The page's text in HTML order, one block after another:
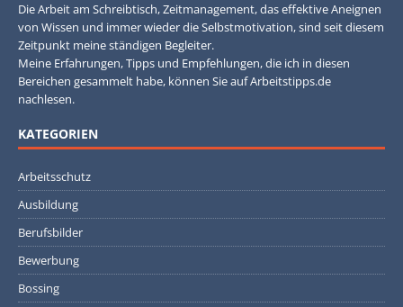
Die Arbeit am Schreibtisch, Zeitmanagement, das effektive Aneignen
von Wissen und immer wieder die Selbstmotivation, sind seit diesem
Zeitpunkt meine ständigen Begleiter.
Meine Erfahrungen, Tipps und Empfehlungen, die ich in diesen
Bereichen gesammelt habe, können Sie auf Arbeitstipps.de
nachlesen.
KATEGORIEN
Arbeitsschutz
Ausbildung
Berufsbilder
Bewerbung
Bossing